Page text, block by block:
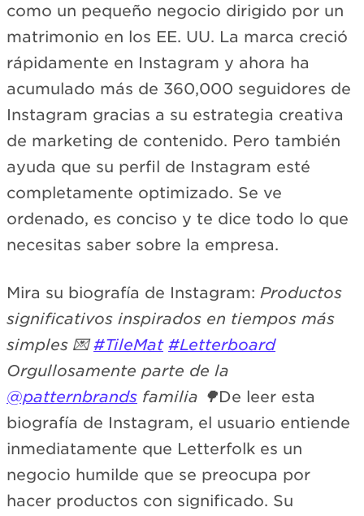
como un pequeño negocio dirigido por un
matrimonio en los EE. UU. La marca creció
rápidamente en Instagram y ahora ha
acumulado más de 360,000 seguidores de
Instagram gracias a su estrategia creativa
de marketing de contenido. Pero también
ayuda que su perfil de Instagram esté
completamente optimizado. Se ve
ordenado, es conciso y te dice todo lo que
necesitas saber sobre la empresa.
Mira su biografía de Instagram: Productos
significativos inspirados en tiempos más
simples 💌#TileMat #Letterboard
Orgullosamente parte de la
@patternbrands familia 🌳De leer esta
biografía de Instagram, el usuario entiende
inmediatamente que Letterfolk es un
negocio humilde que se preocupa por
hacer productos con significado. Su